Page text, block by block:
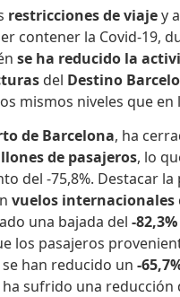
restricciones de viajey
contener la Covid-19,
se ha reducido la
del Destino
mismos niveles que en
de Barcelona, ha
de pasajeros, lo
del -75,8%. Destacar
vuelos internacionales
una bajada del-82,3%
los pasajeros
se han reducido un-
sufrido una reducción